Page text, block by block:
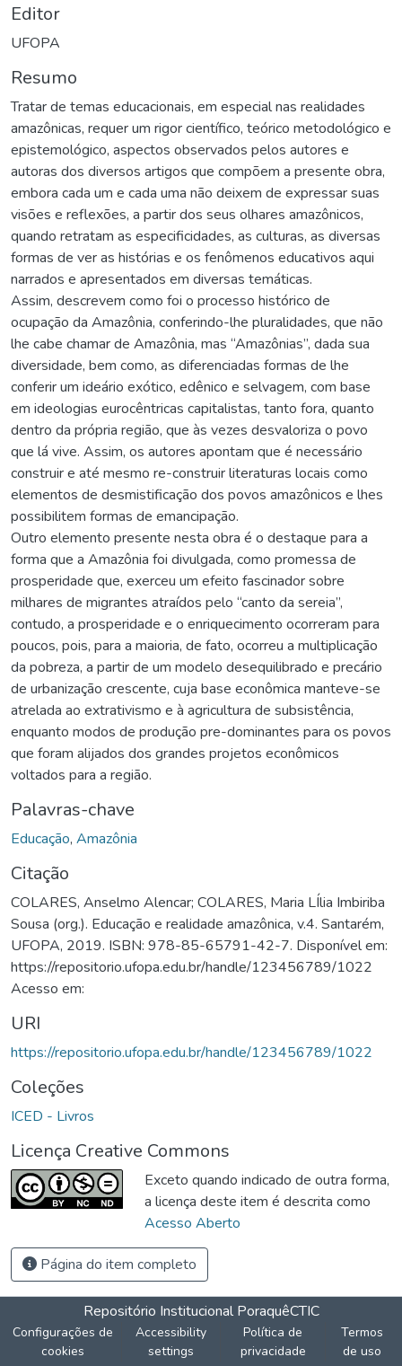
Editor
UFOPA
Resumo
Tratar de temas educacionais, em especial nas realidades
amazônicas, requer um rigor científico, teórico metodológico e
epistemológico, aspectos observados pelos autores e
autoras dos diversos artigos que compõem a presente obra,
embora cada um e cada uma não deixem de expressar suas
visões e reflexões, a partir dos seus olhares amazônicos,
quando retratam as especificidades, as culturas, as diversas
formas de ver as histórias e os fenômenos educativos aqui
narrados e apresentados em diversas temáticas.
Assim, descrevem como foi o processo histórico de
ocupação da Amazônia, conferindo-lhe pluralidades, que não
lhe cabe chamar de Amazônia, mas “Amazônias”, dada sua
diversidade, bem como, as diferenciadas formas de lhe
conferir um ideário exótico, edênico e selvagem, com base
em ideologias eurocêntricas capitalistas, tanto fora, quanto
dentro da própria região, que às vezes desvaloriza o povo
que lá vive. Assim, os autores apontam que é necessário
construir e até mesmo re-construir literaturas locais como
elementos de desmistificação dos povos amazônicos e lhes
possibilitem formas de emancipação.
Outro elemento presente nesta obra é o destaque para a
forma que a Amazônia foi divulgada, como promessa de
prosperidade que, exerceu um efeito fascinador sobre
milhares de migrantes atraídos pelo “canto da sereia”,
contudo, a prosperidade e o enriquecimento ocorreram para
poucos, pois, para a maioria, de fato, ocorreu a multiplicação
da pobreza, a partir de um modelo desequilibrado e precário
de urbanização crescente, cuja base econômica manteve-se
atrelada ao extrativismo e à agricultura de subsistência,
enquanto modos de produção pre-dominantes para os povos
que foram alijados dos grandes projetos econômicos
voltados para a região.
Palavras-chave
Educação, Amazônia
Citação
COLARES, Anselmo Alencar; COLARES, Maria LÍlia Imbiriba
Sousa (org.). Educação e realidade amazônica, v.4. Santarém,
UFOPA, 2019. ISBN: 978-85-65791-42-7. Disponível em:
https://repositorio.ufopa.edu.br/handle/123456789/1022
Acesso em:
URI
https://repositorio.ufopa.edu.br/handle/123456789/1022
Coleções
ICED - Livros
Licença Creative Commons
Exceto quando indicado de outra forma,
a licença deste item é descrita como
Acesso Aberto
Página do item completo
Repositório Institucional PoraquêCTIC
Configurações de
cookies
Accessibility
settings
Política de
privacidade
Termos
de uso